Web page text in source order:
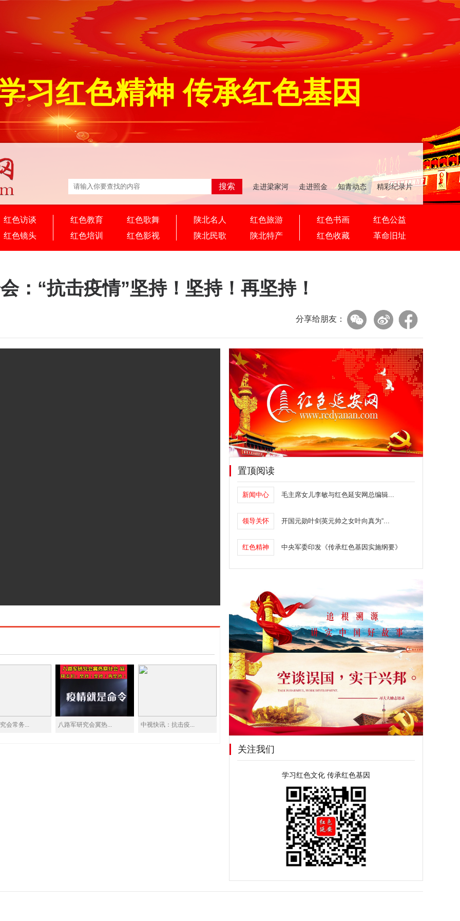
习红色精神 传承红色基因
搜索 走进梁家河 走进照金 知青动态 精彩纪录片
红色访谈
红色镜头
红色教育
红色歌舞
红色培训
红色影视
陕北名人
红色旅游
陕北民歌
陕北特产
红色书画
红色公益
红色收藏
革命旧址
：“抗击疫情”坚持！坚持！再坚持！
分享给朋友：
会常务... 八路军研究会冀热... 中视快讯：抗击疫...
置顶阅读
新闻中心 毛主席女儿李敏与红色延安网总编辑...
领导关怀 开国元勋叶剑英元帅之女叶向真为“...
红色精神 中央军委印发《传承红色基因实施纲要》
关注我们
学习红色文化 传承红色基因